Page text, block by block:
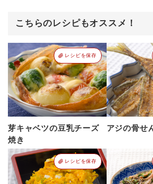
こちらのレシピもオススメ！
レシピを保存
芽キャベツの豆乳チーズ
焼き
アジの骨せ
レシピを保存